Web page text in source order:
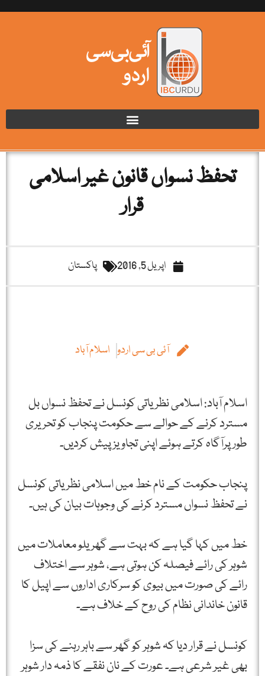
تحفظ نسواں قانون غیر اسلامی
قرار
اپریل 5, 2016 پاکستان
آئی بی سی اردو اسلام آباد
اسلام آباد: اسلامی نظریاتی کونسل نے تحفظ نسواں بل
مسترد کرنے کے حوالے سے حکومت پنجاب کو تحریری
طور پرآگاہ کرتے ہوئے اپنی تجاویز پیش کردیں۔
پنجاب حکومت کے نام خط میں اسلامی نظریاتی کونسل
نے تحفظ نسواں مسترد کرنے کی وجوہات بیان کی ہیں۔
خط میں کہا گیا ہے کہ بہت سے گھریلو معاملات میں
شوہر کی رائے فیصلہ کن ہوتی ہے، شوہر سے اختلاف
رائے کی صورت میں بیوی کو سرکاری اداروں سے اپیل کا
قانون خاندانی نظام کی روح کے خلاف ہے۔
کونسل نے قرار دیا کہ شوہر کو گھر سے باہر رہنے کی سزا
بھی غیر شرعی ہے۔ عورت کے نان نفقے کا ذمہ دار شوہر